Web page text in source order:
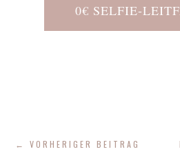
0€ SELFIE-
← VORHERIGER BEITRAG